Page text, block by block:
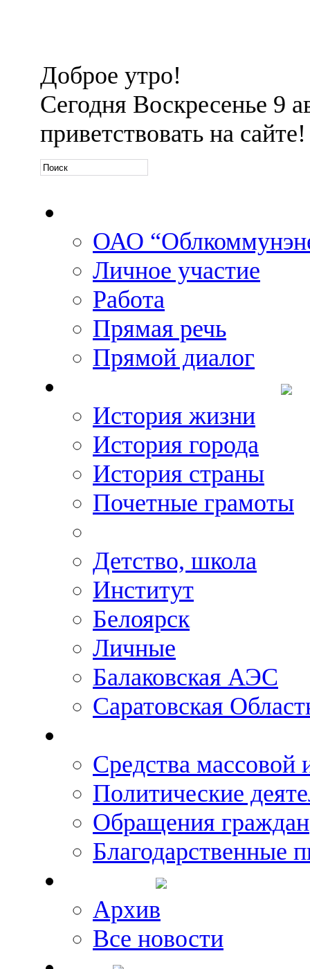
Доброе утро!
Сегодня Воскресенье 9
приветствовать на сайте!
ОАО
Личное участие
Работа
Прямая речь
Прямой диалог
История жизни
История города
История страны
Почетные грамоты
Детство, школа
Институт
Белоярск
Личные
Балаковская АЭС
Саратовская
Средства
Политические
Обращения граждан
Благодарственные
Архив
Все новости